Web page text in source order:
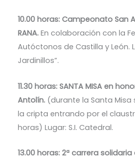
10.00 horas: Campeonato San
RANA.En colaboración con la
Autóctonos de Castilla y León.
Jardinillos”.
11.30 horas: SANTA MISA en
Antolín.(durante la Santa Misa
la cripta entrando por el
horas) Lugar: S.I. Catedral.
13.00 horas: 2ª carrera